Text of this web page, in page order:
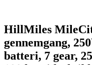
HillMiles
gennemgang,
batteri, 7 gear,